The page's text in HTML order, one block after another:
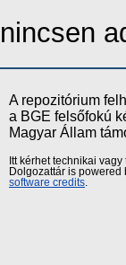
nincsen
A repozitórium
a BGE felsőfokú
Magyar Állam
Itt kérhet technikai
Dolgozattár is powered
software credits